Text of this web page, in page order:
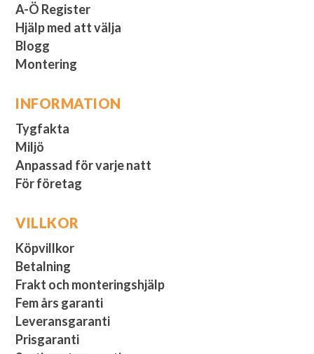
A-Ö Register
Hjälp med att välja
Blogg
Montering
INFORMATION
Tygfakta
Miljö
Anpassad för varje natt
För företag
VILLKOR
Köpvillkor
Betalning
Frakt och monteringshjälp
Fem års garanti
Leveransgaranti
Prisgaranti